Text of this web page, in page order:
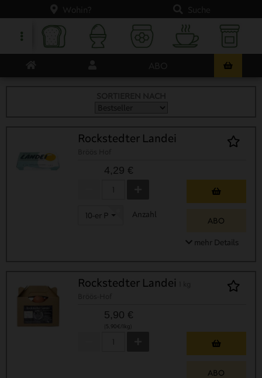
Rockstedter Landei
4,29 €
10-er PackungAnzahl
ABO
mehr Details
Rockstedter Landei
5,90 €
(5,90€/1kg)
ABO